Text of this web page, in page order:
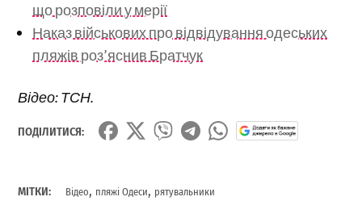
що розповіли у мерії
Наказ військових про відвідування одеських
пляжів роз’яснив Братчук
Відео: ТСН.
ПОДІЛИТИСЯ:
МІТКИ: Відео, пляжі Одеси, рятувальники